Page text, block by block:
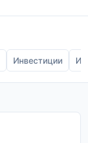
Инвестиции